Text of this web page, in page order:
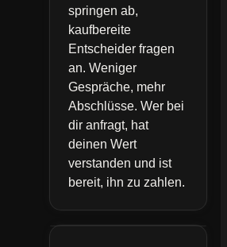
springen ab,
kaufbereite
Entscheider fragen
an. Weniger
Gespräche, mehr
Abschlüsse. Wer bei
dir anfragt, hat
deinen Wert
verstanden und ist
bereit, ihn zu zahlen.